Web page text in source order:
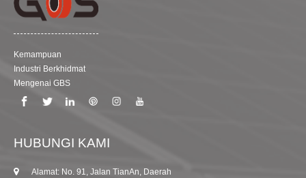
Kemampuan
Industri Berkhidmat
Mengenai GBS
HUBUNGI KAMI
Alamat: No. 91, Jalan TianAn, Daerah